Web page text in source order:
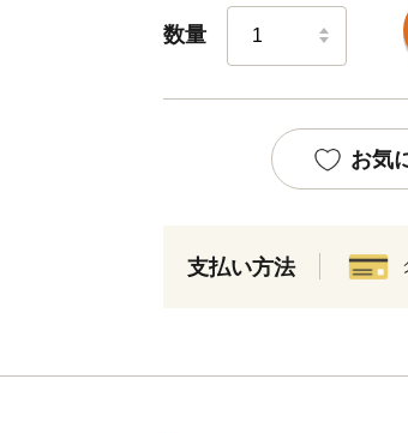
数量
お気
支払い方法